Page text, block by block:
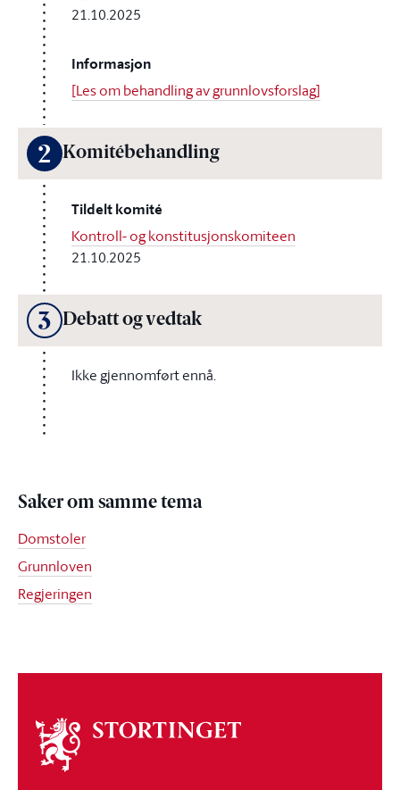
21.10.2025
Informasjon
[Les om behandling av grunnlovsforslag]
2 Komitébehandling
Tildelt komité
Kontroll- og konstitusjonskomiteen
21.10.2025
3 Debatt og vedtak
Ikke gjennomført ennå.
Saker om samme tema
Domstoler
Grunnloven
Regjeringen
Om
stortinget